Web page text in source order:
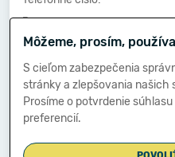
-
Faxové číslo:
-
E-mailová adresa:
-
Môžeme, prosím,
S cieľom zabezpečenia
stránky a zlepšovania našich
Prosíme o potvrdenie
preferencií.